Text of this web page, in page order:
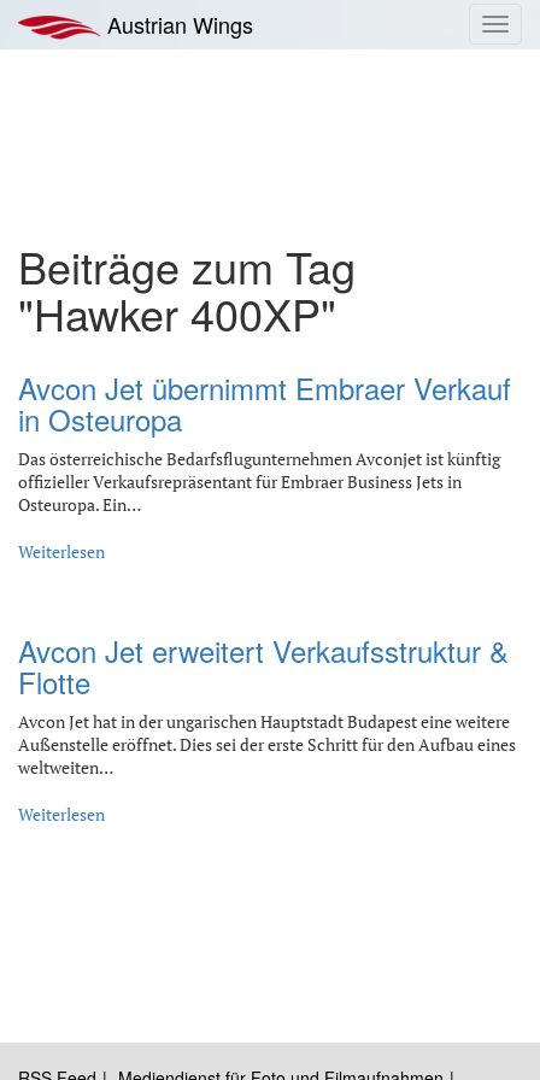
Inhalt
springen
Austrian Wings
Beiträge zum Tag
"Hawker 400XP"
Avcon Jet übernimmt Embraer Verkauf
in Osteuropa
Das österreichische Bedarfsflugunternehmen Avconjet ist künftig
offizieller Verkaufsrepräsentant für Embraer Business Jets in
Osteuropa. Ein…
Weiterlesen
Avcon Jet erweitert Verkaufsstruktur &
Flotte
Avcon Jet hat in der ungarischen Hauptstadt Budapest eine weitere
Außenstelle eröffnet. Dies sei der erste Schritt für den Aufbau eines
weltweiten…
Weiterlesen